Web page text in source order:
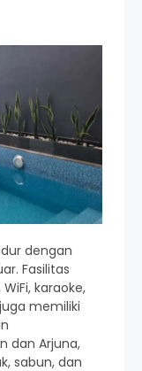
dengan
Fasilitas
karaoke,
memiliki
dan Arjuna,
sabun, dan